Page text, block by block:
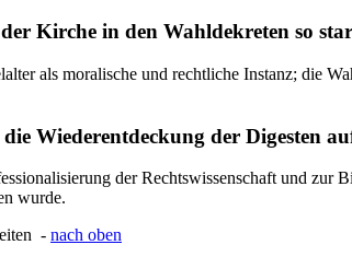
Kirche in den Wahldekreten so
als moralische und rechtliche Instanz; die
Wiederentdeckung der Digesten
der Rechtswissenschaft und zur
wurde.
- nach oben